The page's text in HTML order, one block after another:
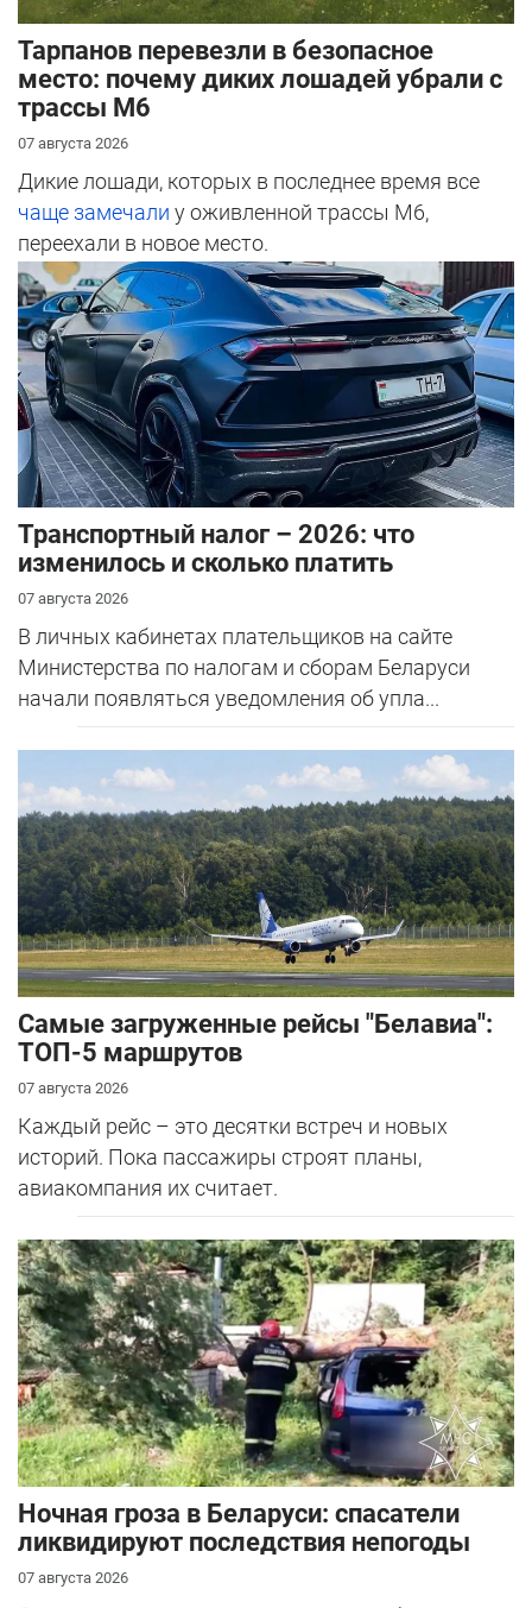
Тарпанов перевезли в безопасное
место: почему диких лошадей убрали с
трассы М6
07 августа 2026
Дикие лошади, которых в последнее время все
чаще замечали у оживленной трассы М6,
переехали в новое место.
Транспортный налог – 2026: что
изменилось и сколько платить
07 августа 2026
В личных кабинетах плательщиков на сайте
Министерства по налогам и сборам Беларуси
начали появляться уведомления об упла...
Самые загруженные рейсы "Белавиа":
ТОП-5 маршрутов
07 августа 2026
Каждый рейс – это десятки встреч и новых
историй. Пока пассажиры строят планы,
авиакомпания их считает.
Ночная гроза в Беларуси: спасатели
ликвидируют последствия непогоды
07 августа 2026